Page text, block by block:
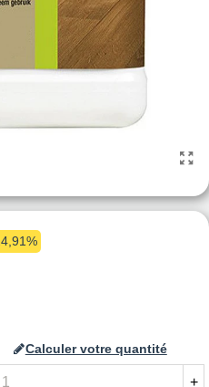
Calculer votre quantité
+